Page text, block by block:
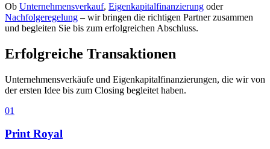
Ob Unternehmensverkauf, Eigenkapitalfinanzierung oder
Nachfolgeregelung – wir bringen die richtigen Partner zusammen
und begleiten Sie bis zum erfolgreichen Abschluss.
Erfolgreiche Transaktionen
Unternehmensverkäufe und Eigenkapitalfinanzierungen, die wir von
der ersten Idee bis zum Closing begleitet haben.
01
Print Royal